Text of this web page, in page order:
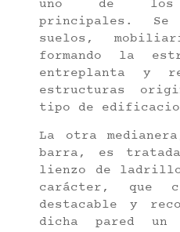
uno de los
principales. Se
suelos,
formando la
entreplanta y
estructuras
tipo de
La otra
barra, es
lienzo de
carácter, que
destacable y
dicha pared un